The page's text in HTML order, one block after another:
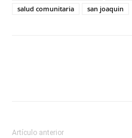
salud comunitaria
san joaquin
Artículo anterior